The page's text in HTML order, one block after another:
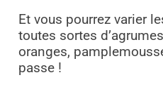
Et vous pourrez varier
toutes sortes
oranges,
passe !